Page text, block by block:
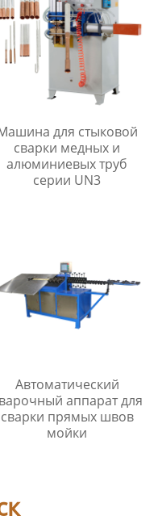
для стыковой
сварки медных и
алюминиевых труб
серии UN3
Автоматический
аппарат для
сварки прямых швов
мойки